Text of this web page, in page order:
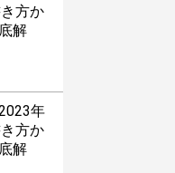
方か
解
年
方か
解